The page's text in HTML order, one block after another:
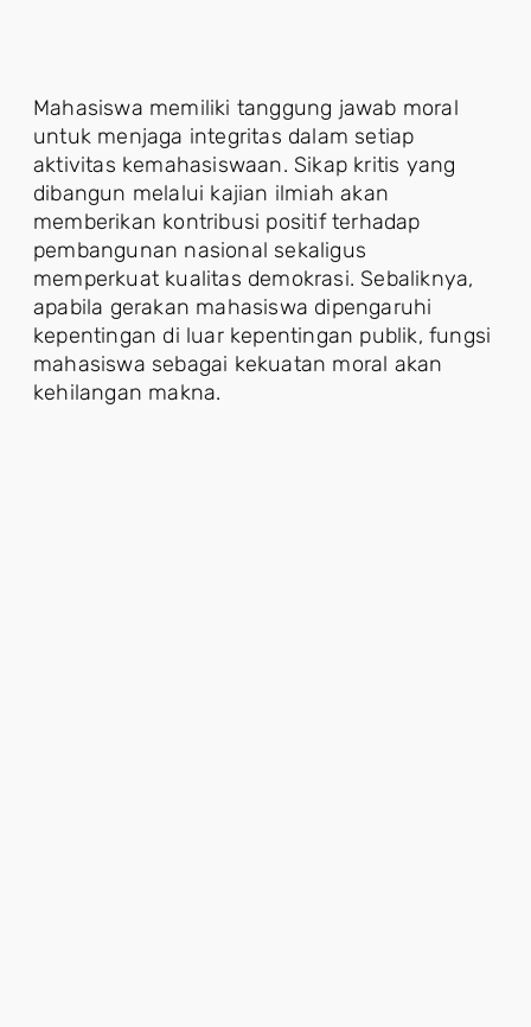
Mahasiswa memiliki tanggung jawab moral
untuk menjaga integritas dalam setiap
aktivitas kemahasiswaan. Sikap kritis yang
dibangun melalui kajian ilmiah akan
memberikan kontribusi positif terhadap
pembangunan nasional sekaligus
memperkuat kualitas demokrasi. Sebaliknya,
apabila gerakan mahasiswa dipengaruhi
kepentingan di luar kepentingan publik, fungsi
mahasiswa sebagai kekuatan moral akan
kehilangan makna.